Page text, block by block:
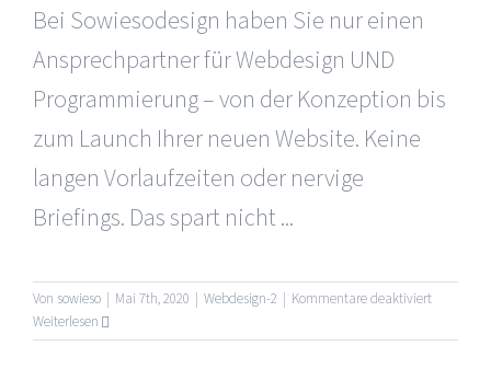
Bei Sowiesodesign haben Sie nur einen
Ansprechpartner für Webdesign UND
Programmierung – von der Konzeption bis
zum Launch Ihrer neuen Website. Keine
langen Vorlaufzeiten oder nervige
Briefings. Das spart nicht...
Von sowieso | Mai 7th, 2020 | Webdesign-2 | Kommentare deaktiviertfür
sind
Weiterlesen